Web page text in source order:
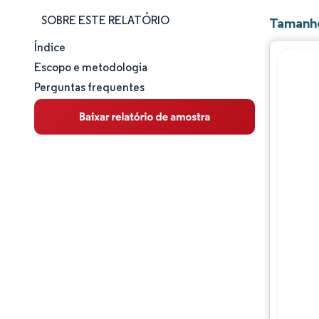
SOBRE ESTE RELATÓRIO
Tamanho e participação de mercado
Análise de mercado
Tendências e insights
Índice
Escopo e metodologia
Perguntas frequentes